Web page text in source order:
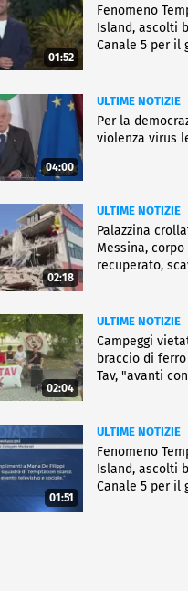
01:52
Fenomeno
Island, ascolti
Canale 5 per il
04:00
ULTIME NOTIZIE
Per la
violenza virus
02:18
ULTIME NOTIZIE
Palazzina
Messina, corpo
recuperato,
02:04
ULTIME NOTIZIE
Campeggi
braccio di
Tav, "avanti
01:51
ULTIME NOTIZIE
Fenomeno
Island, ascolti
Canale 5 per il